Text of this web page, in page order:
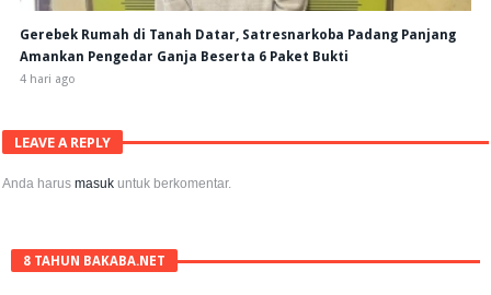
Gerebek Rumah di Tanah Datar, Satresnarkoba Padang Panjang
Amankan Pengedar Ganja Beserta 6 Paket Bukti
4 hari ago
LEAVE A REPLY
Anda harusmasuk untuk berkomentar.
8 TAHUN BAKABA.NET